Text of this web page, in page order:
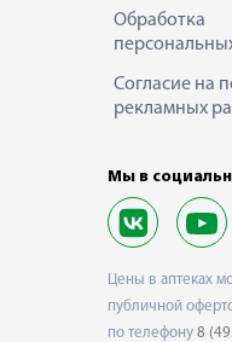
Обработка
Согласие на
рекламных
Мы в
Цены в аптеках
публичной
по телефону 8